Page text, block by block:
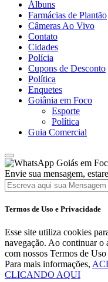
Álbuns
Farmácias de Plantão
Câmeras Ao Vivo
Contato
Cidades
Polícia
Cupons de Desconto
Política
Enquetes
Goiânia em Foco
Esporte
Política
Guia Comercial
Goiás em
Envie sua mensagem,
Termos de Uso e Privacidade
Esse site utiliza cookies
navegação. Ao continuar o
com nossos Termos de
Para mais informações,
CLICANDO AQUI